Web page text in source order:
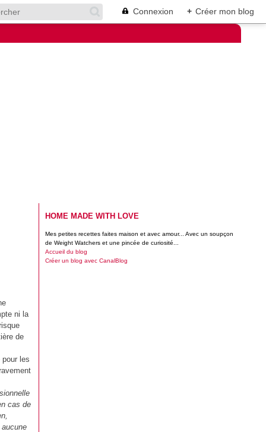
Connexion + Créer mon blog
ni la
de
les
cas de
HOME MADE WITH LOVE
Mes petites recettes faites maison et avec amour... Avec un soupçon
de Weight Watchers et une pincée de curiosité...
Accueil du blog
Créer un blog avec CanalBlog